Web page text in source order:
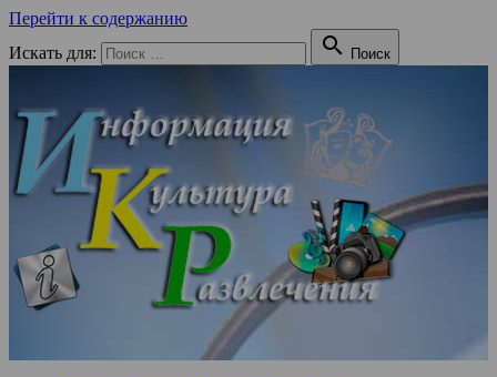
Перейти к содержанию
Искать для:
 Поиск